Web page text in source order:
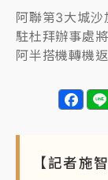
阿聯第3大城沙
駐杜拜辦事處
阿半搭機轉機
【記者施